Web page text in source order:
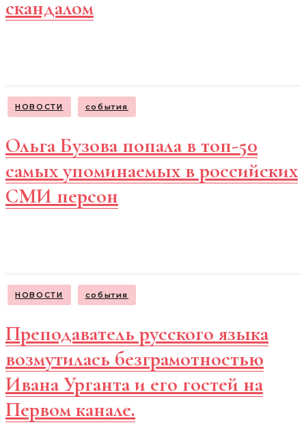
скандалом
НОВОСТИ события
Ольга Бузова попала в топ-50
самых упоминаемых в российских
СМИ персон
НОВОСТИ события
Преподаватель русского языка
возмутилась безграмотностью
Ивана Урганта и его гостей на
Первом канале.